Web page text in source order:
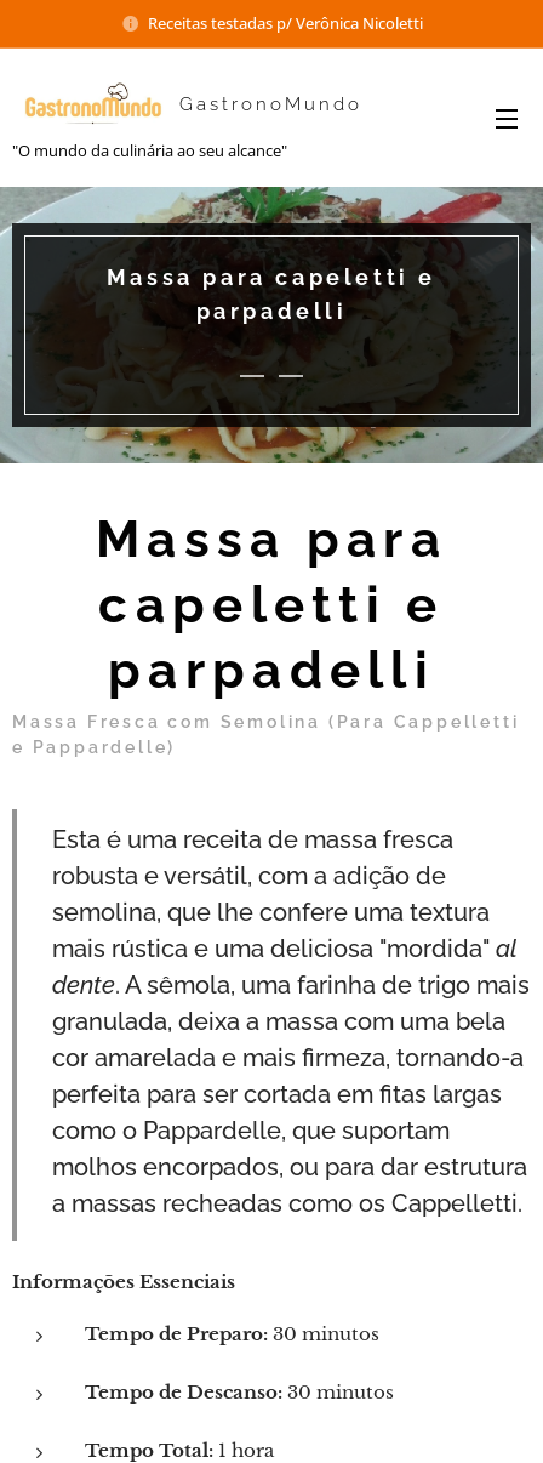
Receitas testadas p/ Verônica Nicoletti
GastronoMundo
"O mundo da culinária ao seu alcance"
Massa para capeletti e
parpadelli
Massa para
capeletti e
parpadelli
Massa Fresca com Semolina (Para Cappelletti
e Pappardelle)
Esta é uma receita de massa fresca
robusta e versátil, com a adição de
semolina, que lhe confere uma textura
mais rústica e uma deliciosa "mordida" al
dente. A sêmola, uma farinha de trigo mais
granulada, deixa a massa com uma bela
cor amarelada e mais firmeza, tornando-a
perfeita para ser cortada em fitas largas
como o Pappardelle, que suportam
molhos encorpados, ou para dar estrutura
a massas recheadas como os Cappelletti.
Informações Essenciais
Tempo de Preparo: 30 minutos
Tempo de Descanso: 30 minutos
Tempo Total: 1 hora